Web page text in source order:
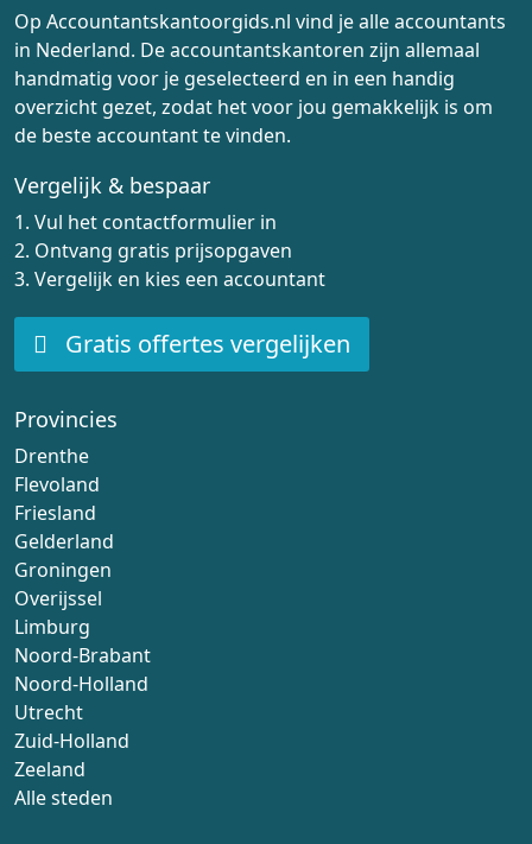
Op Accountantskantoorgids.nl vind je alle accountants
in Nederland. De accountantskantoren zijn allemaal
handmatig voor je geselecteerd en in een handig
overzicht gezet, zodat het voor jou gemakkelijk is om
de beste accountant te vinden.
Vergelijk & bespaar
1. Vul het contactformulier in
2. Ontvang gratis prijsopgaven
3. Vergelijk en kies een accountant
Gratis offertes vergelijken
Provincies
Drenthe
Flevoland
Friesland
Gelderland
Groningen
Overijssel
Limburg
Noord-Brabant
Noord-Holland
Utrecht
Zuid-Holland
Zeeland
Alle steden